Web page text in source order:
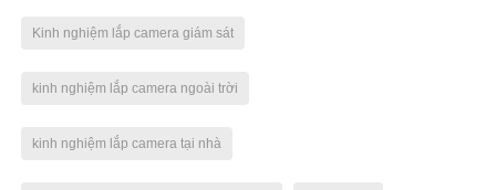
Kinh nghiệm lắp camera giám sát
kinh nghiệm lắp camera ngoài trời
kinh nghiệm lắp camera tại nhà